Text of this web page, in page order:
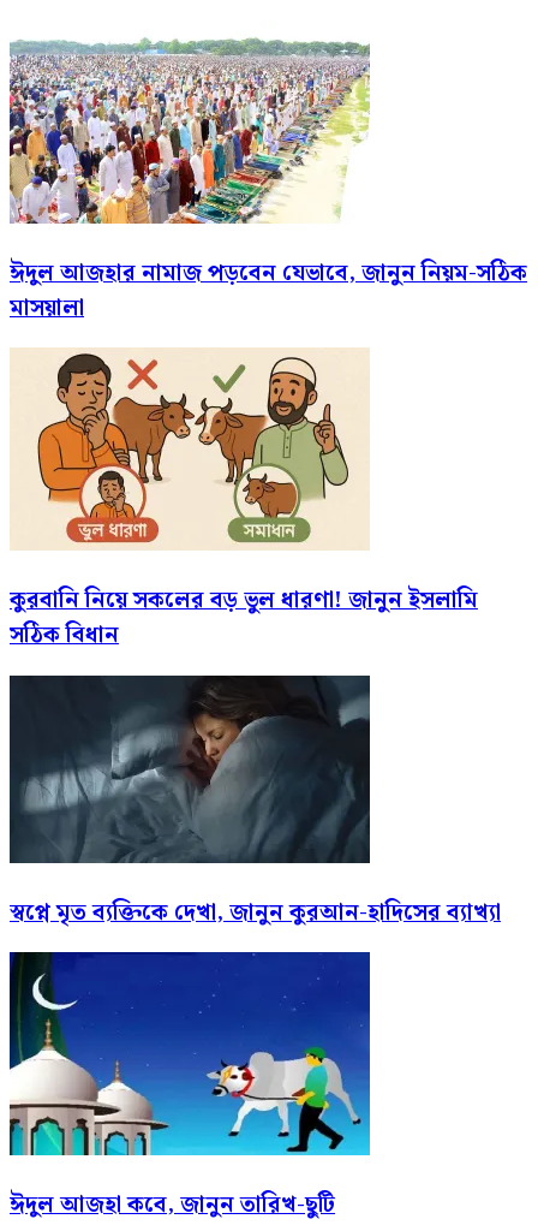
ঈদুল আজহার নামাজ পড়বেন যেভাবে, জানুন নিয়ম-সঠিক
মাসয়ালা
কুরবানি নিয়ে সকলের বড় ভুল ধারণা! জানুন ইসলামি
সঠিক বিধান
স্বপ্নে মৃত ব্যক্তিকে দেখা, জানুন কুরআন-হাদিসের ব্যাখ্যা
ঈদুল আজহা কবে, জানুন তারিখ-ছুটি